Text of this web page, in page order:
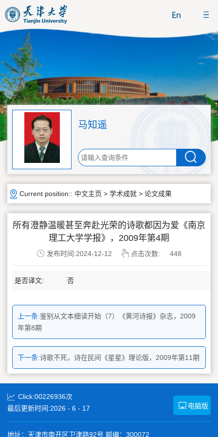
马知遥
Current position:: 中文主页 > 学术成就 > 论文成果
所有澄静温暖甚至奔赴光荣的诗歌都因为爱《南京
理工大学学报》，2009年第4期
发布时间:2024-12-12 点击次数: 448
是否译文: 否
上一条:鉴别从文本细读开始（7）《黄河诗报》杂志，2009
年第8期
下一条:诗歌不死，诗在民间《星星》理论版，2009年第11期
Click:00226936次
最后更新时间:2026 - 6 - 17 电脑版
地址：天津市南开区卫津路92号 邮编：300072